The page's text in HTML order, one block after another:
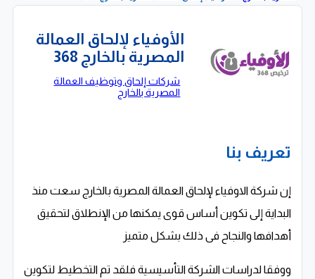
مجموعة التوظيف والخدمات المهنية
شركات إلحاق وتوظيف العمالة
الأوفياء لإلحاق العمالة
المصرية بالخارج 368
تعريف بنا
إن شركة الاوفياء لإلحاق العمالة المصرية بالخارج سعت منذ
البداية إلى تكوين أساس قوى يمكنها من الإنطلاق لتحقيق
أهدافها والنجاح فى ذلك بشكل متميز
ووفقا لدراسات الشركة التأسيسية فلقد تم التخطيط لتكوين